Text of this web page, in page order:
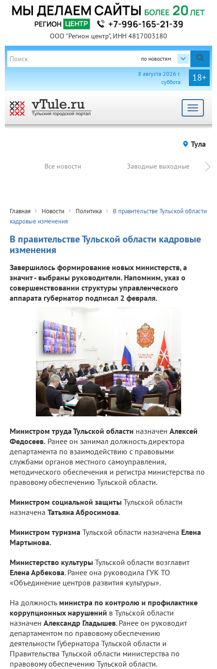
ООО "Регион центр", ИНН 4817003180
по новостям
18+
8 августа 2026 г.
суббота
Toggle
Тула
Все новости Заводные выходные
Главная Новости Политика
В правительстве Тульской области
кадровые изменения
В правительстве Тульской области кадровые
изменения
Завершилось формирование новых министерств, а
значит - выбраны руководители. Напомним, указ о
совершенствовании структуры управленческого
аппарата губернатор подписал 2 февраля.
Министром труда Тульской области назначен Алексей
Федосеев. Ранее он занимал должность директора
департамента по взаимодействию с правовыми
службами органов местного самоуправления,
методического обеспечения и регистра министерства по
правовому обеспечению Тульской области.
Министром социальной защиты Тульской области
назначена Татьяна Абросимова.
Министром туризма Тульской области назначена Елена
Мартынова.
Министерство культуры Тульской области возглавит
Елена Арбекова. Ранее она руководила ГУК ТО
«Объединение центров развития культуры».
На должность министра по контролю и профилактике
коррупционных нарушений в Тульской области
назначен Александр Гладышев. Ранее он руководит
департаментом по правовому обеспечению
деятельности Губернатора Тульской области и
Правительства Тульской области министерства по
правовому обеспечению Тульской области.